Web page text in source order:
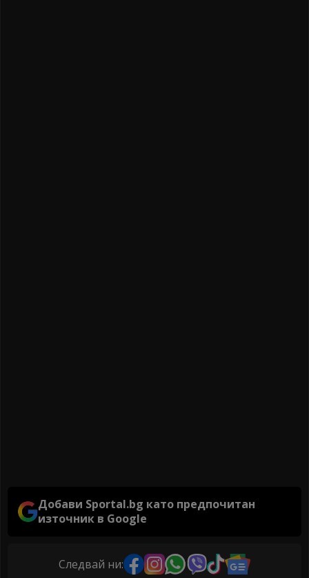
Добави Sportal.bg като предпочитан
източник в Google
Следвай ни: